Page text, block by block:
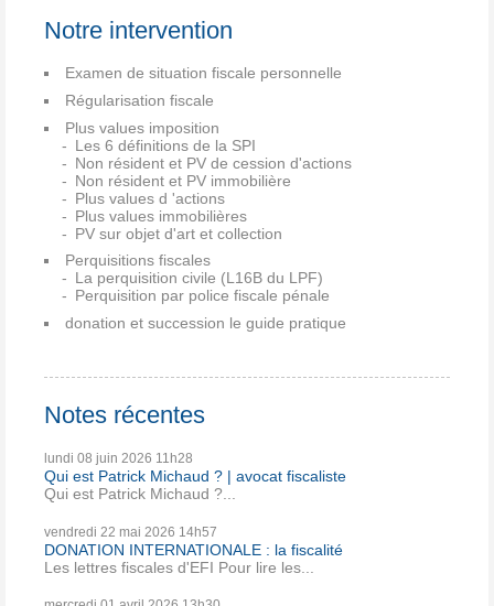
Notre intervention
Examen de situation fiscale personnelle
Régularisation fiscale
Plus values imposition
Les 6 définitions de la SPI
Non résident et PV de cession d'actions
Non résident et PV immobilière
Plus values d 'actions
Plus values immobilières
PV sur objet d'art et collection
Perquisitions fiscales
La perquisition civile (L16B du LPF)
Perquisition par police fiscale pénale
donation et succession le guide pratique
Notes récentes
lundi 08 juin 2026 11h28
Qui est Patrick Michaud ? | avocat fiscaliste
Qui est Patrick Michaud ?...
vendredi 22 mai 2026 14h57
DONATION INTERNATIONALE : la fiscalité
Les lettres fiscales d'EFI Pour lire les...